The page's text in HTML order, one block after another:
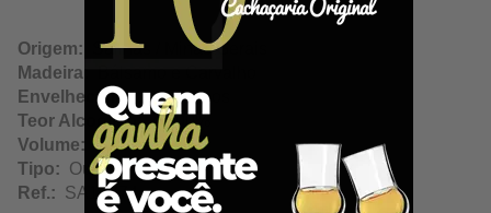
Origem: Salinas / Minas Gerais
Madeira:
Envelhecimento:25 Anos
Teor Alcoólico:47.00%
Volume: 600ml
Tipo: Ouro
Ref.: SA10774